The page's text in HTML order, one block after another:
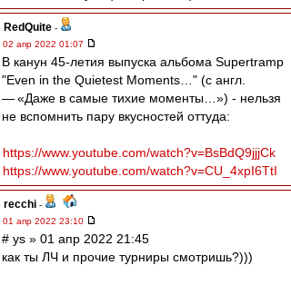
RedQuite -
02 апр 2022 01:07
В канун 45-летия выпуска альбома Supertramp
"Even in the Quietest Moments…" (с англ.
— «Даже в самые тихие моменты…») - нельзя
не вспомнить пару вкусностей оттуда:
https://www.youtube.com/watch?v=BsBdQ9jjjCk
https://www.youtube.com/watch?v=CU_4xpI6TtI
recchi -
01 апр 2022 23:10
# ys » 01 апр 2022 21:45
как ты ЛЧ и прочие турниры смотришь?)))